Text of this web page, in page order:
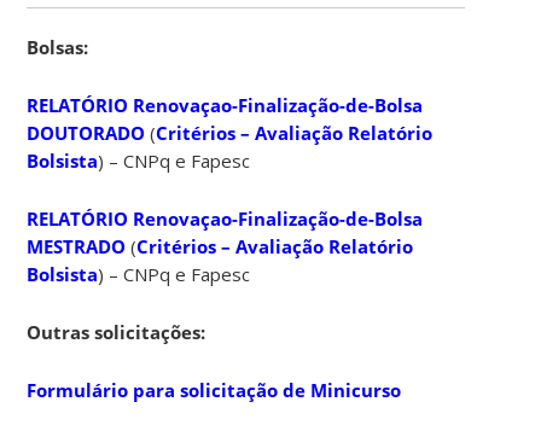
Bolsas:
RELATÓRIO Renovaçao-Finalização-de-Bolsa
DOUTORADO (Critérios – Avaliação Relatório
Bolsista) – CNPq e Fapesc
RELATÓRIO Renovaçao-Finalização-de-Bolsa
MESTRADO (Critérios – Avaliação Relatório
Bolsista) – CNPq e Fapesc
Outras solicitações:
Formulário para solicitação de Minicurso